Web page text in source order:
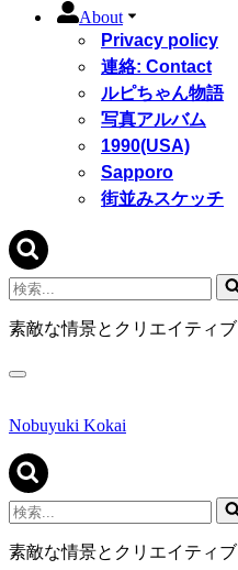
About
Privacy policy
連絡: Contact
ルピちゃん物語
写真アルバム
1990(USA)
Sapporo
街並みスケッチ
検
索...
素敵な情景とクリエイティブ
ナ
ゲ
シ
ョ
ン
メ
ニ
ュ
Nobuyuki Kokai
検
索...
素敵な情景とクリエイティブ